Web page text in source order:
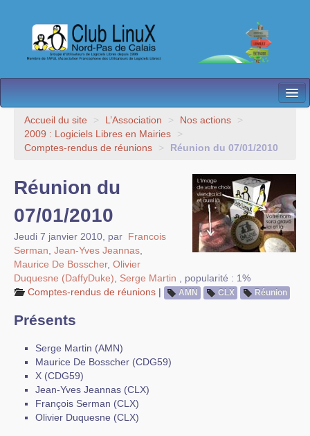
L’Association
Nos Activités
Espace membres
Accueil du site > L’Association > Nos actions
>
2009 : Logiciels Libres en Mairies
>
Comptes-rendus de réunions
> Réunion du 07/01/2010
Réunion du
07/01/2010
Jeudi 7 janvier 2010 par Francois
Serman Jean-Yves Jeannas
Maurice De Bosscher, Olivier
Duquesne (DaffyDuke)
Serge Martin
popularité : 1%
Comptes-rendus de réunions | AMN CLX Réunion
Présents
Serge Martin (AMN)
Maurice De Bosscher (CDG59)
X (CDG59)
Jean-Yves Jeannas (CLX)
François Serman (CLX)
Olivier Duquesne (CLX)